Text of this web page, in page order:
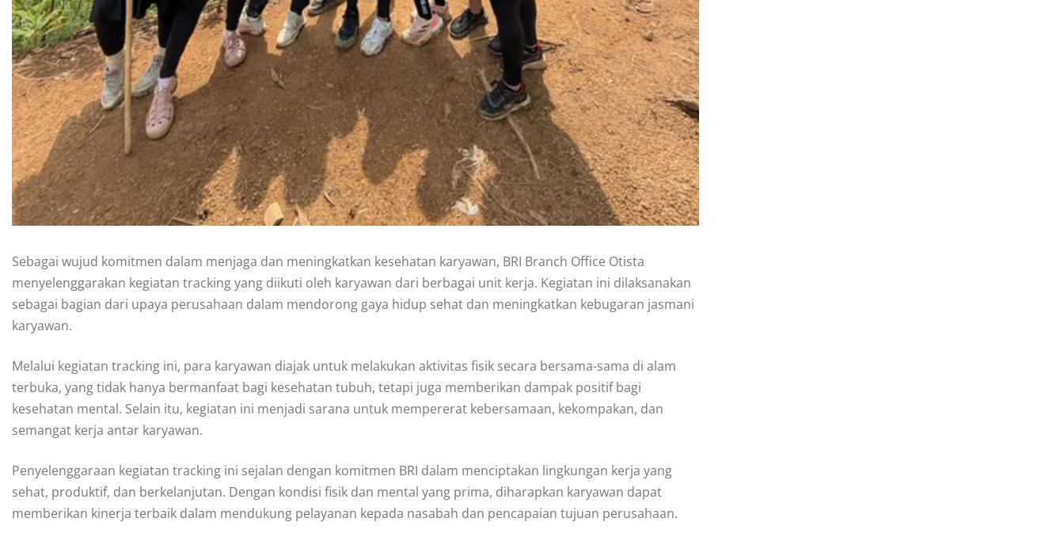
Sebagai wujud komitmen dalam menjaga dan meningkatkan kesehatan karyawan, BRI Branch Office Otista
menyelenggarakan kegiatan tracking yang diikuti oleh karyawan dari berbagai unit kerja. Kegiatan ini dilaksanakan
sebagai bagian dari upaya perusahaan dalam mendorong gaya hidup sehat dan meningkatkan kebugaran jasmani
karyawan.
Melalui kegiatan tracking ini, para karyawan diajak untuk melakukan aktivitas fisik secara bersama-sama di alam
terbuka, yang tidak hanya bermanfaat bagi kesehatan tubuh, tetapi juga memberikan dampak positif bagi
kesehatan mental. Selain itu, kegiatan ini menjadi sarana untuk mempererat kebersamaan, kekompakan, dan
semangat kerja antar karyawan.
Penyelenggaraan kegiatan tracking ini sejalan dengan komitmen BRI dalam menciptakan lingkungan kerja yang
sehat, produktif, dan berkelanjutan. Dengan kondisi fisik dan mental yang prima, diharapkan karyawan dapat
memberikan kinerja terbaik dalam mendukung pelayanan kepada nasabah dan pencapaian tujuan perusahaan.